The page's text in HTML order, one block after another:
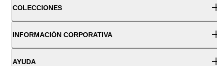
COLECCIONES
INFORMACIÓN CORPORATIVA
AYUDA